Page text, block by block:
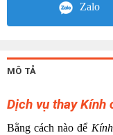
Zalo
MÔ TẢ
Dịch vụ thay
Bằng cách nào để